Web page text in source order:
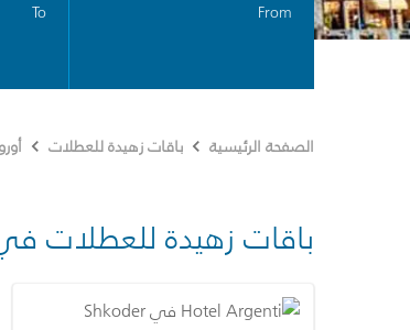
From
To
الصفحة الرئيسية باقات زهيدة للعطلات
باقات زهيدة للعطلات